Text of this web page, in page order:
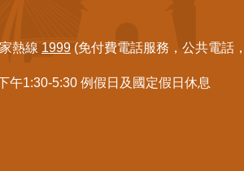
熱線 1999 (免付費電話服務，公共電話
午1:30-5:30 例假日及國定假日休息